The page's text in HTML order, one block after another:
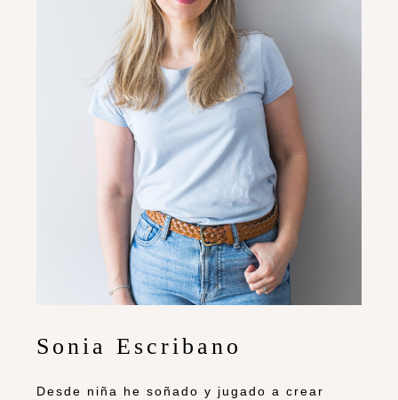
Sonia Escribano
Desde niña he soñado y jugado a crear